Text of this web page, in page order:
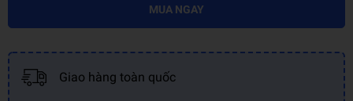
MUA NGAY
Giao hàng toàn quốc